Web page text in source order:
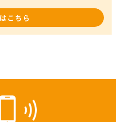
こちら